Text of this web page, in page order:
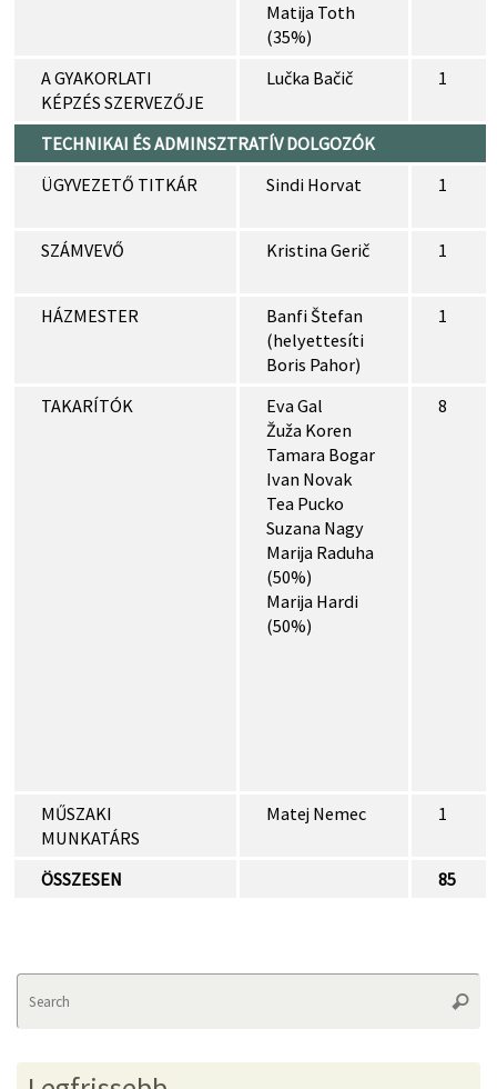
Matija Toth
(35%)
A GYAKORLATI
KÉPZÉS SZERVEZŐJE
Lučka Bačič 1
TECHNIKAI ÉS ADMINSZTRATÍV DOLGOZÓK
ÜGYVEZETŐ TITKÁR
Sindi Horvat 1
SZÁMVEVŐ Kristina Gerič 1
HÁZMESTER
Banfi Štefan
(helyettesíti
Boris Pahor)
1
TAKARÍTÓK
Eva Gal
Žuža Koren
Tamara Bogar
Ivan Novak
Tea Pucko
Suzana Nagy
Marija Raduha
(50%)
Marija Hardi
(50%)
8
MŰSZAKI
MUNKATÁRS
Matej Nemec 1
ÖSSZESEN 85